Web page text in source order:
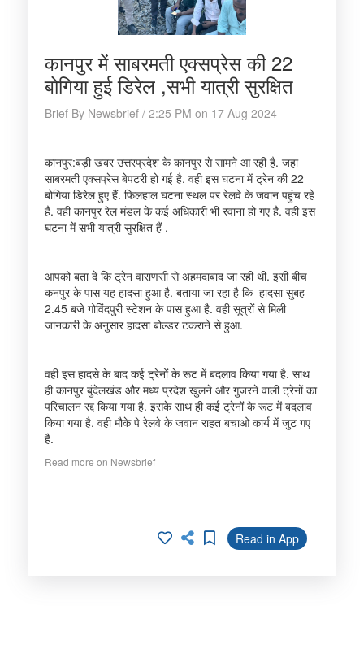
कानपुर में साबरमती एक्सप्रेस की 22
बोगिया हुई डिरेल ,सभी यात्री सुरक्षित
Brief By Newsbrief / 2:25 PM on 17 Aug 2024
कानपुर:बड़ी खबर उत्तरप्रदेश के कानपुर से सामने आ रही है. जहा
साबरमती एक्सप्रेस बेपटरी हो गई है. वही इस घटना में ट्रेन की 22
बोगिया डिरेल हुए हैं. फिलहाल घटना स्थल पर रेलवे के जवान पहुंच रहे
है. वही कानपुर रेल मंडल के कई अधिकारी भी रवाना हो गए है. वही इस
घटना में सभी यात्री सुरक्षित हैं .
आपको बता दे कि ट्रेन वाराणसी से अहमदाबाद जा रही थी. इसी बीच
कनपुर के पास यह हादसा हुआ है. बताया जा रहा है कि हादसा सुबह
2.45 बजे गोविंदपुरी स्टेशन के पास हुआ है. वही सूत्रों से मिली
जानकारी के अनुसार हादसा बोल्डर टकराने से हुआ.
वही इस हादसे के बाद कई ट्रेनों के रूट में बदलाव किया गया है. साथ
ही कानपुर बुंदेलखंड और मध्य प्रदेश खुलने और गुजरने वाली ट्रेनों का
परिचालन रद्द किया गया है. इसके साथ ही कई ट्रेनों के रूट में बदलाव
किया गया है. वही मौके पे रेलवे के जवान राहत बचाओ कार्य में जुट गए
है.
Read more on Newsbrief
Read in App